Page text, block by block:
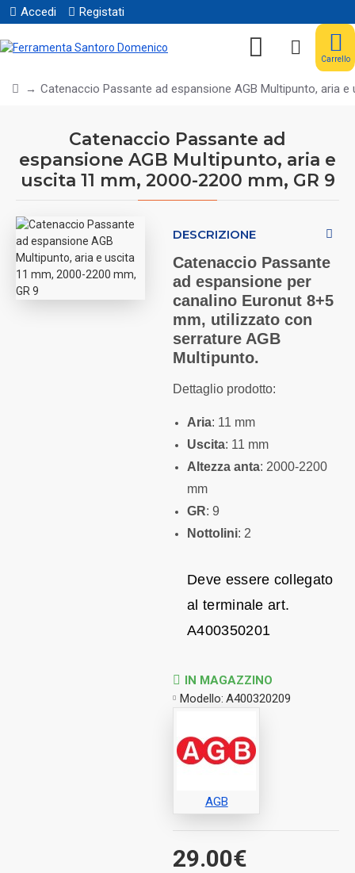
Accedi Registati
Carrello
Catenaccio Passante ad espansione AGB Multipunto, aria
Catenaccio Passante ad
espansione AGB Multipunto, aria e
uscita 11 mm, 2000-2200 mm, GR 9
DESCRIZIONE
Catenaccio Passante
ad espansione per
canalino Euronut 8+5
mm, utilizzato con
serrature AGB
Multipunto.
Dettaglio prodotto:
Aria: 11 mm
Uscita: 11 mm
Altezza anta: 2000-2200
mm
GR: 9
Nottolini: 2
Deve essere collegato
al terminale art.
A400350201
29.00€
IN MAGAZZINO
Modello: A400320209
AGB